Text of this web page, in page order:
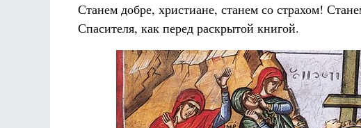
Станем добре, христиане, станем со страхом!
Спасителя, как перед раскрытой книгой.